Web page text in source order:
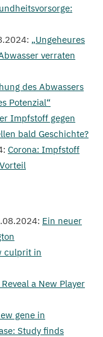
.2024: „Ungeheures
verraten
des Abwassers
Potenzial“
Impfstoff gegen
bald Geschichte?
: Corona: Impfstoff
.08.2024: Ein neuer
culprit in
a New Player
gene in
Study finds